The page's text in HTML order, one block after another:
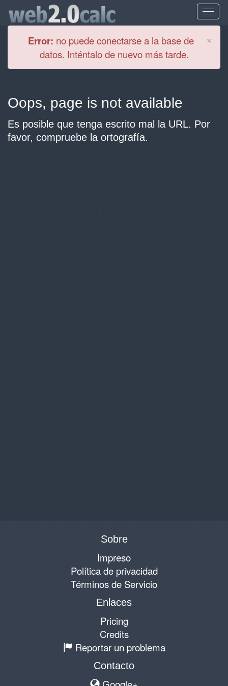
×
Error: no puede conectarse a la base de
datos. Inténtalo de nuevo más tarde.
Oops, page is not available
Es posible que tenga escrito mal la URL. Por
favor, compruebe la ortografía.
Sobre
Impreso
Política de privacidad
Términos de Servicio
Enlaces
Pricing
Credits
Reportar un problema
Contacto